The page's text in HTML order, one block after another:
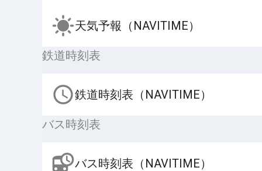
天気予報（NAVITIME）
鉄道時刻表
鉄道時刻表（NAVITIME）
バス時刻表
バス時刻表（NAVITIME）